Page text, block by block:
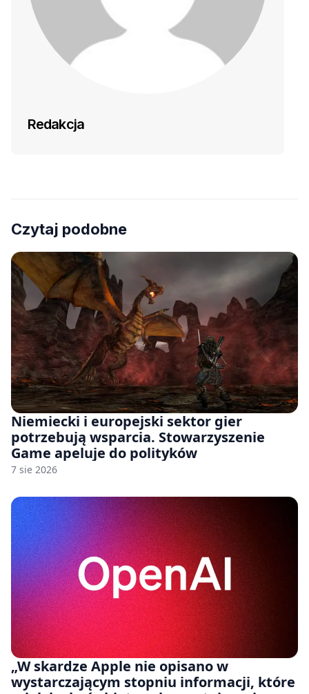
Redakcja
Czytaj podobne
Niemiecki i europejski sektor gier
potrzebują wsparcia. Stowarzyszenie
Game apeluje do polityków
7 sie 2026
„W skardze Apple nie opisano w
wystarczającym stopniu informacji, które